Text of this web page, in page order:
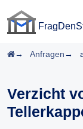
Startseite
Anfragen
Verzicht